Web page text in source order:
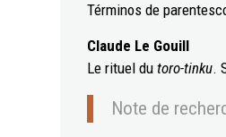
Términos de
Claude Le Gouill
Le rituel du toro-tinku.
Note de